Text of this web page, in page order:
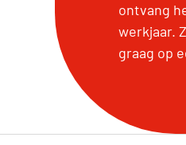
ontvang
werkjaar.
graag op